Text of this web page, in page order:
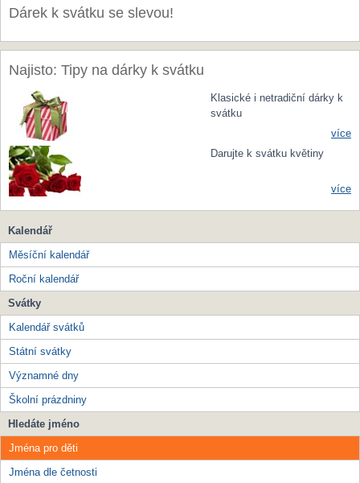
Dárek k svátku se slevou!
Najisto: Tipy na dárky k svátku
Klasické i netradiční dárky k
svátku
více
Darujte k svátku květiny
více
Kalendář
Měsíční kalendář
Roční kalendář
Svátky
Kalendář svátků
Státní svátky
Významné dny
Školní prázdniny
Hledáte jméno
Jména pro děti
Jména dle četnosti